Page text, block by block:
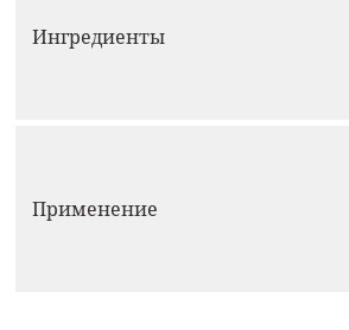
Ингредиенты
Применение